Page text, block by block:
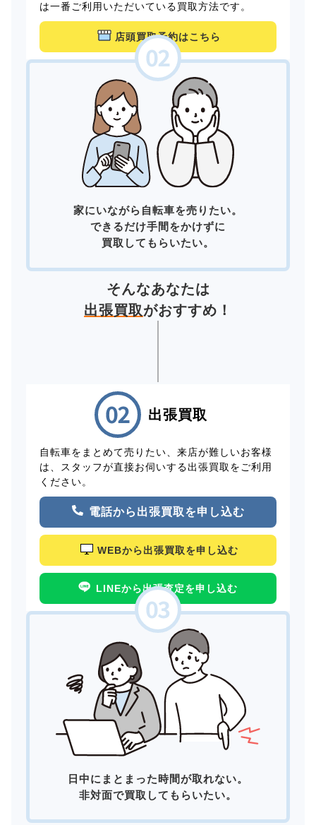
は一番ご利用いただいている買取方法です。
店頭買取予約はこちら
家にいながら自転車を売りたい。
できるだけ手間をかけずに
買取してもらいたい。
そんなあなたは
出張買取がおすすめ！
出張買取
自転車をまとめて売りたい、来店が難しいお客様
は、スタッフが直接お伺いする出張買取をご利用
ください。
電話から出張買取を申し込む
WEBから出張買取を申し込む
LINEから出張査定を申し込む
日中にまとまった時間が取れない。
非対面で買取してもらいたい。